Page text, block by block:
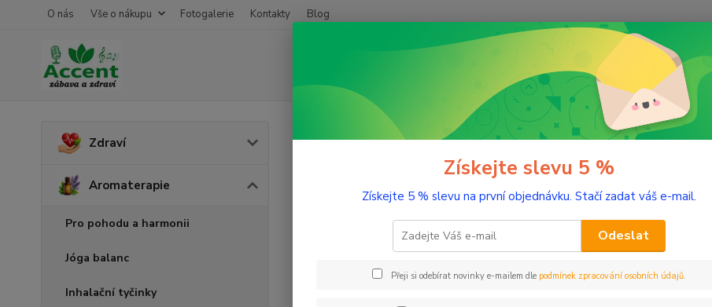
O nás Vše o nákupu Fotogalerie Kontakty Blog
Nevíte
+420
(Po-
Zdraví
Aromaterapie
Pro pohodu a harmonii
Jóga balanc
Inhalační tyčinky
Aromaterapie Éterické oleje Pomeranč, sladký 10 ml
Pomeranč, sladký 10 ml
Svěží
Získejte slevu 5 %
Získejte 5 % slevu na první objednávku. Stačí zadat váš e-mail.
Odeslat
Přeji si odebírat novinky e-mailem dle podmínek zpracování osobních údajů.